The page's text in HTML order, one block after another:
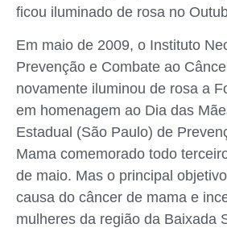
ficou iluminado de rosa no
Em maio de 2009, o Instituto
Prevenção e Combate ao
novamente iluminou de rosa a
em homenagem ao Dia das
Estadual (São Paulo) de
Mama comemorado todo
de maio. Mas o principal
causa do câncer de mama e
mulheres da região da Baixada